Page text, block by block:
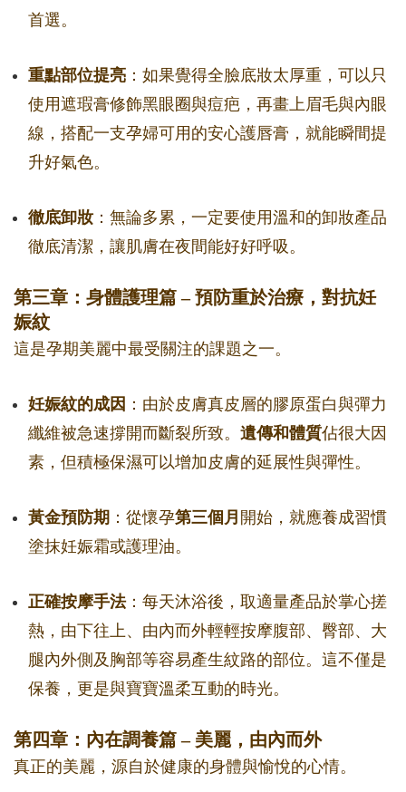
首選。
重點部位提亮 ：如果覺得全臉底妝太厚重，可以只
使用遮瑕膏修飾黑眼圈與痘疤，再畫上眉毛與內眼
線，搭配一支孕婦可用的安心護唇膏，就能瞬間提
升好氣色。
徹底卸妝 ：無論多累，一定要使用溫和的卸妝產品
徹底清潔，讓肌膚在夜間能好好呼吸。
第三章：身體護理篇 – 預防重於治療，對抗妊
娠紋
這是孕期美麗中最受關注的課題之一。
妊娠紋的成因 ：由於皮膚真皮層的膠原蛋白與彈力
纖維被急速撐開而斷裂所致。 遺傳和體質佔很大因
素，但積極保濕可以增加皮膚的延展性與彈性。
黃金預防期 ：從懷孕第三個月 開始，就應養成習慣
塗抹妊娠霜或護理油。
正確按摩手法：每天沐浴後，取適量產品於掌心搓
熱，由下往上、由內而外輕輕按摩腹部、臀部、大
腿內外側及胸部等容易產生紋路的部位。這不僅是
保養，更是與寶寶溫柔互動的時光。
第四章：內在調養篇 – 美麗，由內而外
真正的美麗，源自於健康的身體與愉悅的心情。